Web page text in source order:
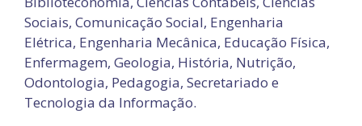
Sociais, Comunicação Social, Engenharia
Elétrica, Engenharia Mecânica, Educação Física,
Enfermagem, Geologia, História, Nutrição,
Odontologia, Pedagogia, Secretariado e
Tecnologia da Informação.